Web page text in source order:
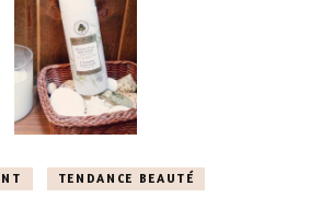
TENDANCE BEAUTÉ